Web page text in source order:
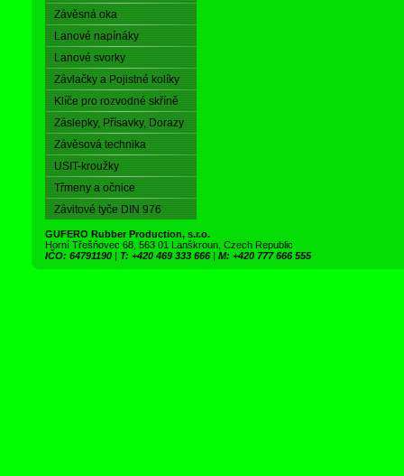
Závěsná oka
Lanové napínáky
Lanové svorky
Závlačky a Pojistné kolíky
Klíče pro rozvodné skříně
Záslepky, Přísavky, Dorazy
Závěsová technika
USIT-kroužky
Třmeny a očnice
Závitové tyče DIN 976
GUFERO Rubber Production, s.r.o.
Horní Třešňovec 68, 563 01 Lanškroun, Czech Republic
IČO: 64791190 | T: +420 469 333 666 | M: +420 777 666 555